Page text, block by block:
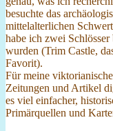
besuchte das
mittelalterlichen
habe ich zwei
wurden (Trim Castle,
Favorit).
Für meine
Zeitungen und Artikel
es viel einfacher,
Primärquellen und